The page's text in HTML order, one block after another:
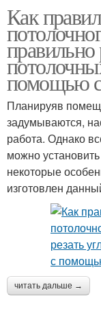
Как
правильно
помощью
Планируяв
задумываются,
работа. Однако
можно
некоторые
изготовлен
читать дальше →